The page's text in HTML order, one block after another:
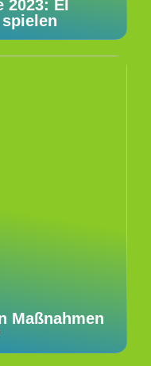
El
Maßnahmen